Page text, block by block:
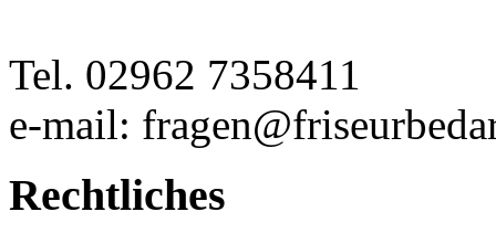
Tel. 02962 7358411
e-mail:
Rechtliches